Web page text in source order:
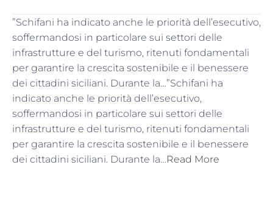
”Schifani ha indicato anche le priorità dell’esecutivo,
soffermandosi in particolare sui settori delle
infrastrutture e del turismo, ritenuti fondamentali
per garantire la crescita sostenibile e il benessere
dei cittadini siciliani. Durante la…”Schifani ha
indicato anche le priorità dell’esecutivo,
soffermandosi in particolare sui settori delle
infrastrutture e del turismo, ritenuti fondamentali
per garantire la crescita sostenibile e il benessere
dei cittadini siciliani. Durante la…Read More